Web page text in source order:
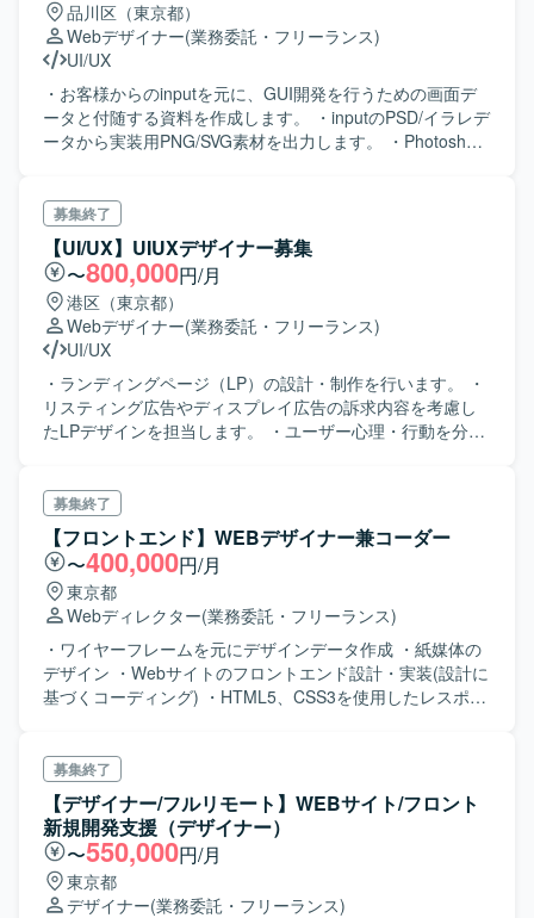
品川区（東京都）
Webデザイナー(業務委託・フリーランス)
UI/UX
・お客様からのinputを元に、GUI開発を行うための画面デ
ータと付随する資料を作成します。 ・inputのPSD/イラレデ
ータから実装用PNG/SVG素材を出力します。 ・Photoshop
す。
募集終了
【UI/UX】UIUXデザイナー募集
〜800,000円/月
港区（東京都）
Webデザイナー(業務委託・フリーランス)
UI/UX
・ランディングページ（LP）の設計・制作を行います。 ・
リスティング広告やディスプレイ広告の訴求内容を考慮し
たLPデザインを担当します。 ・ユーザー心理・行動を分析
の公式サイトのUI/UX設計を担当します。 ・ユーザビリテ
ィテストを通じた改善施策を実施します。 ・ブランドのビ
ジュアルアイデンティティの強化を行います。 ・統一感の
あるデザインガイドラインの策定・運用を行います。 ・ク
リエイティブの品質管理と最適化を担当します。
募集終了
【フロントエンド】WEBデザイナー兼コーダー
〜400,000円/月
東京都
Webディレクター(業務委託・フリーランス)
・ワイヤーフレームを元にデザインデータ作成 ・紙媒体の
デザイン ・Webサイトのフロントエンド設計・実装(設計に
基づくコーディング) ・HTML5、CSS3を使用したレスポン
す。
募集終了
【デザイナー/フルリモート】WEBサイト/フロント
新規開発支援（デザイナー）
〜550,000円/月
東京都
デザイナー(業務委託・フリーランス)